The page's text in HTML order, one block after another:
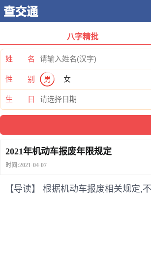
八字精批
姓 名
性 别 男 女
生 日
2021年机动车报废年限规定
时间:2021-04-07
【导读】 根据机动车报废相关规定,